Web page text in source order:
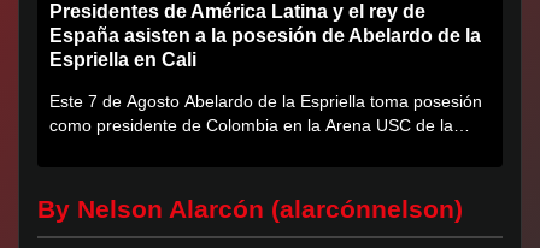
Presidentes de América Latina y el rey de
España asisten a la posesión de Abelardo de la
Espriella en Cali
Este 7 de Agosto Abelardo de la Espriella toma posesión
como presidente de Colombia en la Arena USC de la
By Nelson Alarcón (alarcónnelson)